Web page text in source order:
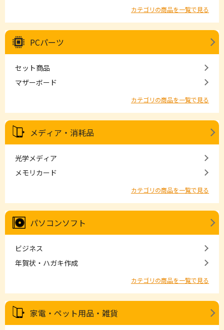
カテゴリの商品を一覧で見る
PCパーツ
セット商品
マザーボード
カテゴリの商品を一覧で見る
メディア・消耗品
光学メディア
メモリカード
カテゴリの商品を一覧で見る
パソコンソフト
ビジネス
年賀状・ハガキ作成
カテゴリの商品を一覧で見る
家電・ペット用品・雑貨